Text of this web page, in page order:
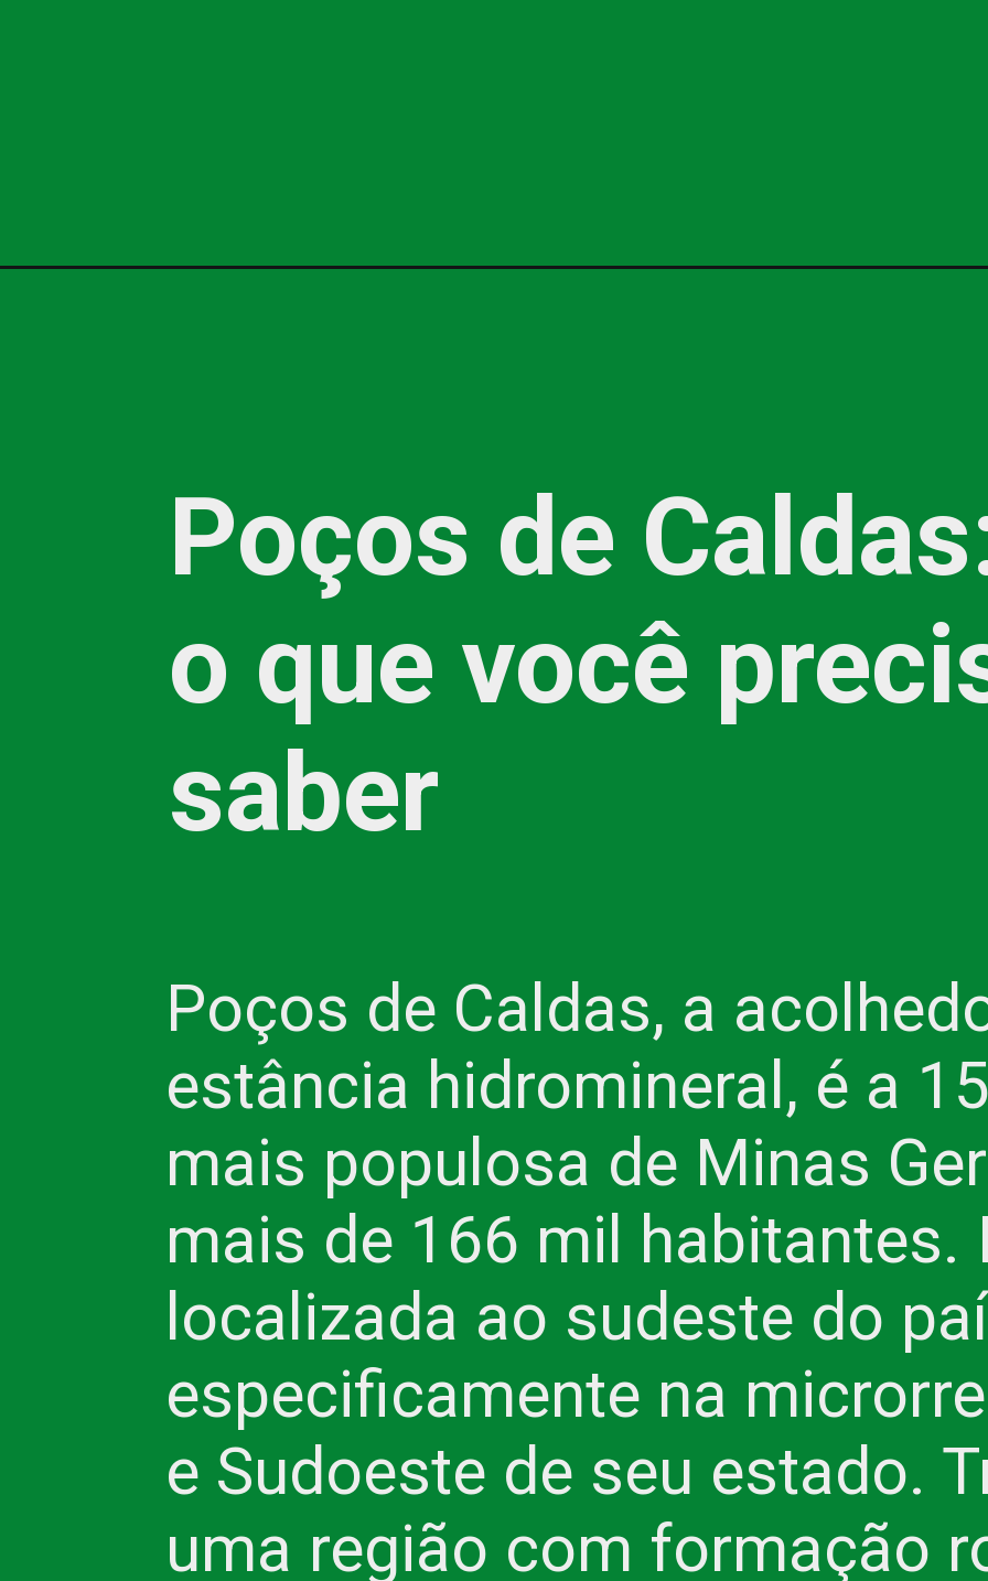
Poços de
o que você
saber
Poços de Caldas, a
estância hidromineral, é a
mais populosa de Minas
mais de 166 mil habitantes.
localizada ao sudeste do
especificamente na
e Sudoeste de seu estado.
uma região com formação